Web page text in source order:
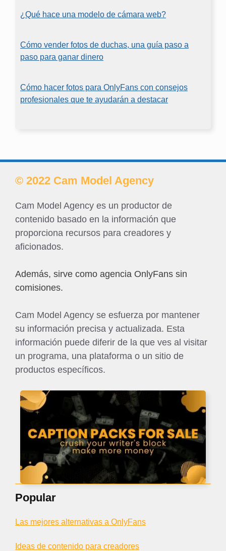
¿Qué hace una modelo de cámara web?
Cómo vender fotos de duchas, una guía paso a
paso para ganar dinero
Cómo hacer fotos para OnlyFans con consejos
profesionales que te ayudarán a destacar
© 2022 Cam Model Agency
Cam Model Agency es un productor de
contenido basado en la información que
proporciona recursos para creadores y
aficionados.
Además, sirve como agencia OnlyFans sin
comisiones.
Cam Model Agency se esfuerza por mantener
su información precisa y actualizada. Esta
información puede diferir de la que ves al visitar
un programa, una plataforma o un sitio de
productos específicos.
Popular
Las mejores alternativas a OnlyFans
Ideas de contenido para creadores